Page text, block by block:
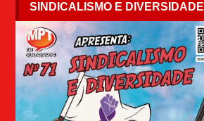
SINDICALISMO E DIVERSIDADE